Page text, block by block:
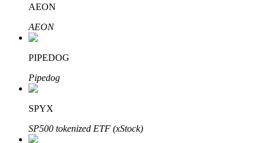
Bloqueios de BTR
Investimentos exclusivos para titulares de BTR
AEON
AEON
PIPEDOG
Pipedog
SPYX
SP500 tokenized ETF (xStock)